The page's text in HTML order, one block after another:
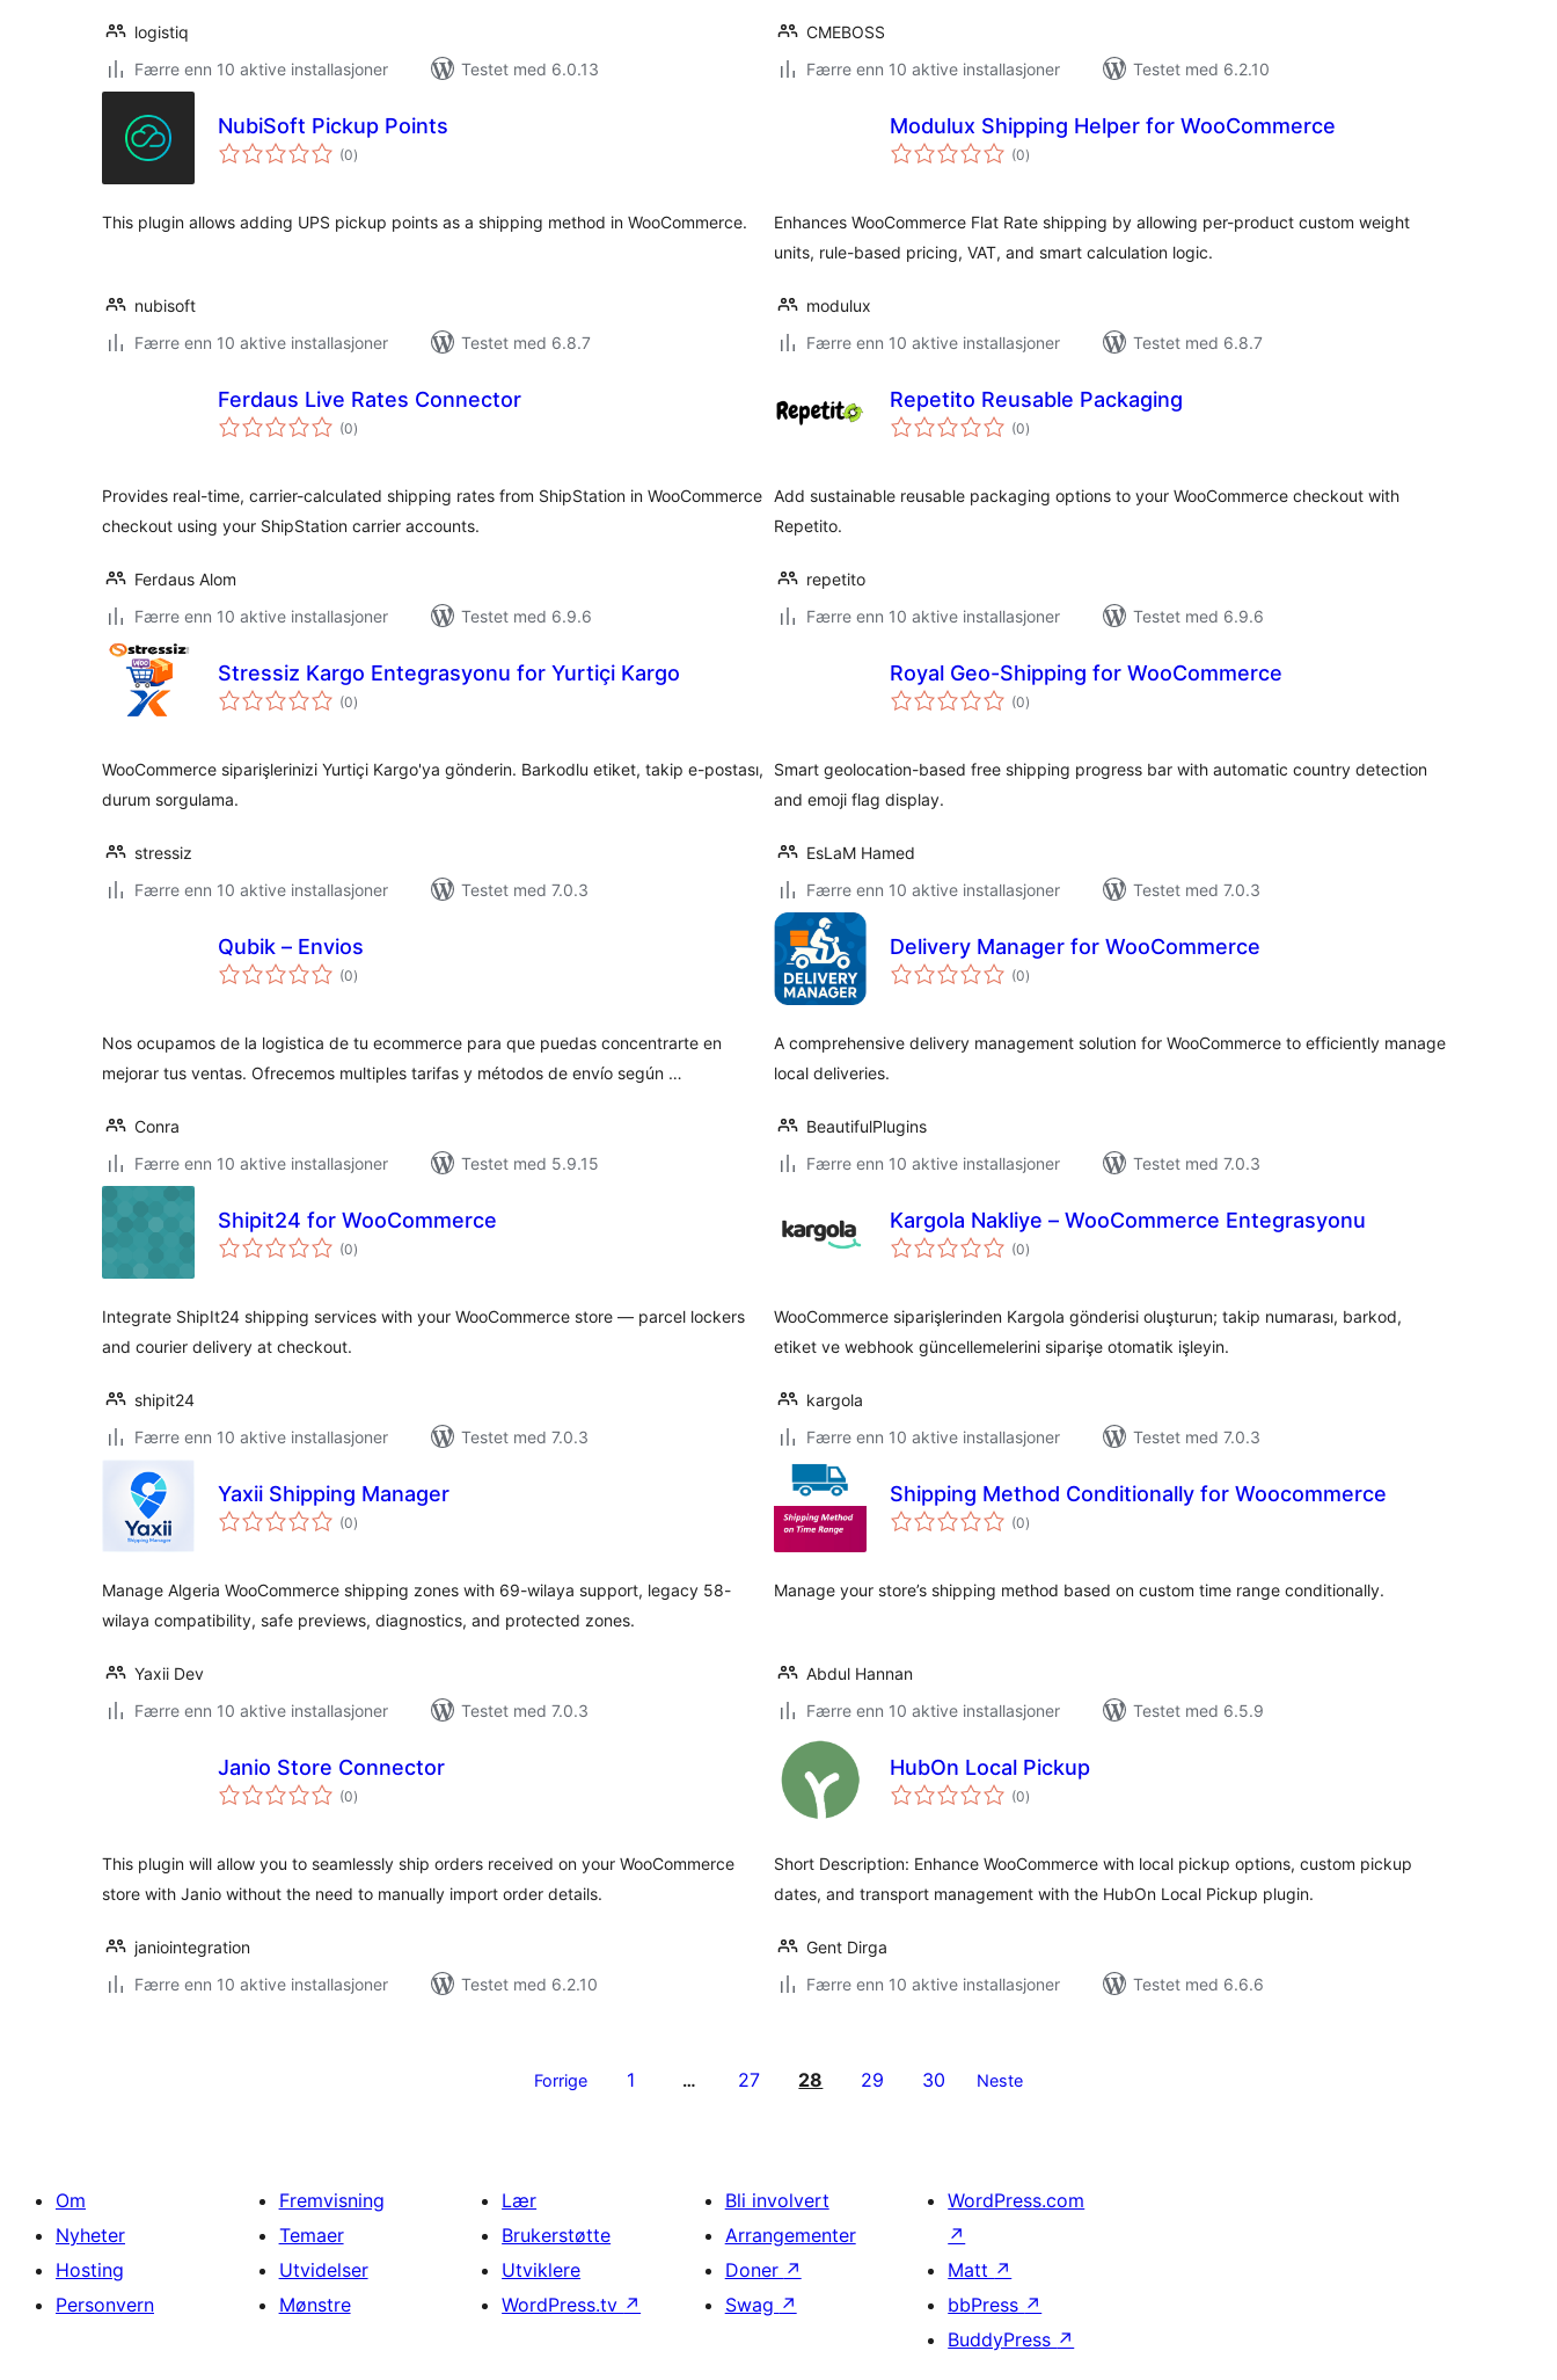
logistiq
Færre enn 10 aktive installasjoner
Testet med 6.0.13
CMEBOSS
Færre enn 10 aktive installasjoner
Testet med 6.2.10
NubiSoft Pickup Points
(0totale
vurderinger
)
This plugin allows adding UPS pickup points as a shipping method in WooCommerce.
nubisoft
Færre enn 10 aktive installasjoner
Testet med 6.8.7
Modulux Shipping Helper for WooCommerce
(0totale
vurderinger
)
Enhances WooCommerce Flat Rate shipping by allowing per-product custom weight
units, rule-based pricing, VAT, and smart calculation logic.
modulux
Færre enn 10 aktive installasjoner
Testet med 6.8.7
Ferdaus Live Rates Connector
(0totale
vurderinger
)
Provides real-time, carrier-calculated shipping rates from ShipStation in WooCommerce
checkout using your ShipStation carrier accounts.
Ferdaus Alom
Færre enn 10 aktive installasjoner
Testet med 6.9.6
Repetito Reusable Packaging
(0totale
vurderinger
)
Add sustainable reusable packaging options to your WooCommerce checkout with
Repetito.
repetito
Færre enn 10 aktive installasjoner
Testet med 6.9.6
Stressiz Kargo Entegrasyonu for Yurtiçi Kargo
(0totale
vurderinger
)
WooCommerce siparişlerinizi Yurtiçi Kargo'ya gönderin. Barkodlu etiket, takip e-postası,
durum sorgulama.
stressiz
Færre enn 10 aktive installasjoner
Testet med 7.0.3
Royal Geo-Shipping for WooCommerce
(0totale
vurderinger
)
Smart geolocation-based free shipping progress bar with automatic country detection
and emoji flag display.
EsLaM Hamed
Færre enn 10 aktive installasjoner
Testet med 7.0.3
Qubik – Envios
(0totale
vurderinger
)
Nos ocupamos de la logistica de tu ecommerce para que puedas concentrarte en
mejorar tus ventas. Ofrecemos multiples tarifas y métodos de envío según …
Conra
Færre enn 10 aktive installasjoner
Testet med 5.9.15
Delivery Manager for WooCommerce
(0totale
vurderinger
)
A comprehensive delivery management solution for WooCommerce to efficiently manage
local deliveries.
BeautifulPlugins
Færre enn 10 aktive installasjoner
Testet med 7.0.3
Shipit24 for WooCommerce
(0totale
vurderinger
)
Integrate ShipIt24 shipping services with your WooCommerce store — parcel lockers
and courier delivery at checkout.
shipit24
Færre enn 10 aktive installasjoner
Testet med 7.0.3
Kargola Nakliye – WooCommerce Entegrasyonu
(0totale
vurderinger
)
WooCommerce siparişlerinden Kargola gönderisi oluşturun; takip numarası, barkod,
etiket ve webhook güncellemelerini siparişe otomatik işleyin.
kargola
Færre enn 10 aktive installasjoner
Testet med 7.0.3
Yaxii Shipping Manager
(0totale
vurderinger
)
Manage Algeria WooCommerce shipping zones with 69-wilaya support, legacy 58-
wilaya compatibility, safe previews, diagnostics, and protected zones.
Yaxii Dev
Færre enn 10 aktive installasjoner
Testet med 7.0.3
Shipping Method Conditionally for Woocommerce
(0totale
vurderinger
)
Manage your store’s shipping method based on custom time range conditionally.
Abdul Hannan
Færre enn 10 aktive installasjoner
Testet med 6.5.9
Janio Store Connector
(0totale
vurderinger
)
This plugin will allow you to seamlessly ship orders received on your WooCommerce
store with Janio without the need to manually import order details.
janiointegration
Færre enn 10 aktive installasjoner
Testet med 6.2.10
HubOn Local Pickup
(0totale
vurderinger
)
Short Description: Enhance WooCommerce with local pickup options, custom pickup
dates, and transport management with the HubOn Local Pickup plugin.
Gent Dirga
Færre enn 10 aktive installasjoner
Testet med 6.6.6
Forrige 1 … 27 28 29 30 Neste
Om
Nyheter
Hosting
Personvern
Fremvisning
Temaer
Utvidelser
Mønstre
Lær
Brukerstøtte
Utviklere
WordPress.tv ↗
Bli involvert
Arrangementer
Doner ↗
Swag ↗
WordPress.com
↗
Matt ↗
bbPress ↗
BuddyPress ↗